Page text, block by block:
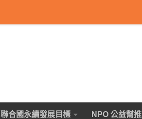
聯合國永續發展目標 NPO 公益幫推